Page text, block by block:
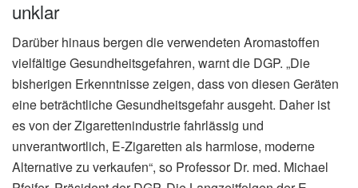
unklar
Darüber hinaus bergen die verwendeten Aromastoffen
vielfältige Gesundheitsgefahren, warnt die DGP. „Die
bisherigen Erkenntnisse zeigen, dass von diesen Geräten
eine beträchtliche Gesundheitsgefahr ausgeht. Daher ist
es von der Zigarettenindustrie fahrlässig und
unverantwortlich, E-Zigaretten als harmlose, moderne
Alternative zu verkaufen“, so Professor Dr. med. Michael